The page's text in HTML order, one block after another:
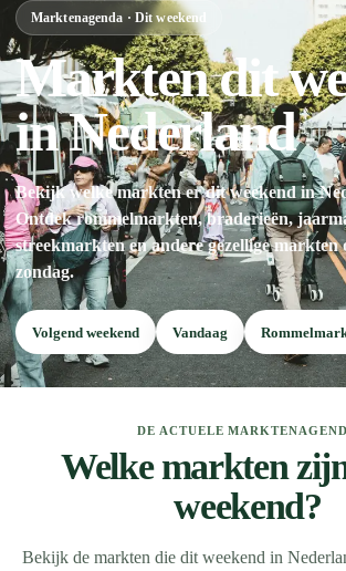
Marktenagenda · Dit weekend
Markten dit
in Nederland
Bekijk welke markten er dit weekend in
Ontdek rommelmarkten, braderieën,
streekmarkten en andere gezellige markten
zondag.
Volgend weekend Vandaag
DE ACTUELE
Welke markten
weekend?
Bekijk de markten die dit weekend in